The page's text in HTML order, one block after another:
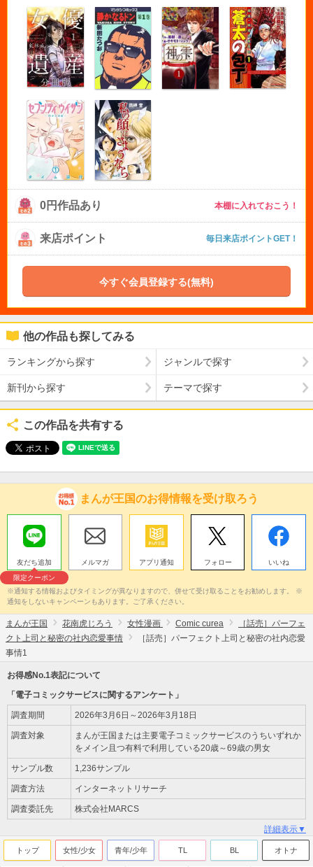
0円作品あり 本棚に入れておこう！
来店ポイント 毎日来店ポイントGET！
今すぐ会員登録する(無料)
他の作品も探してみる
ランキングから探す ジャンルで探す
新刊から探す テーマで探す
この作品を共有する
まんが王国のお得情報を受け取ろう
友だち追加
限定クーポン
メルマガ アプリ通知 フォロー いいね
※通知する情報およびタイミングが異なりますので、併せて受け取ることをお勧めします。 ※
通知をしないキャンペーンもあります。ご了承ください。
まんが王国 花南虎じろう 女性漫画 Comic curea
［話売］パーフェ
クト上司と秘密の社内恋愛事情
［話売］パーフェクト上司と秘密の社内恋愛
事情1
お得感No.1表記について
「電子コミックサービスに関するアンケート」
調査期間 2026年3月6日～2026年3月18日
調査対象
まんが王国または主要電子コミックサービスのうちいずれか
をメイン且つ有料で利用している20歳～69歳の男女
サンプル数 1,236サンプル
調査方法 インターネットリサーチ
調査委託先 株式会社MARCS
詳細表示▼
トップ 女性/少女 青年/少年 TL BL オトナ